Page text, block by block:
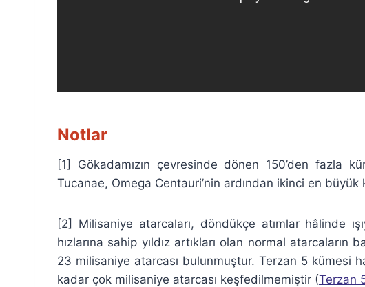
Notlar
[1] Gökadamızın çevresinde dönen 150’den fazla
Tucanae, Omega Centauri’nin ardından ikinci en büyük
[2] Milisaniye atarcaları, döndükçe atımlar hâlinde
hızlarına sahip yıldız artıkları olan normal
23 milisaniye atarcası bulunmuştur. Terzan 5 kümesi
kadar çok milisaniye atarcası keşfedilmemiştir (Terzan